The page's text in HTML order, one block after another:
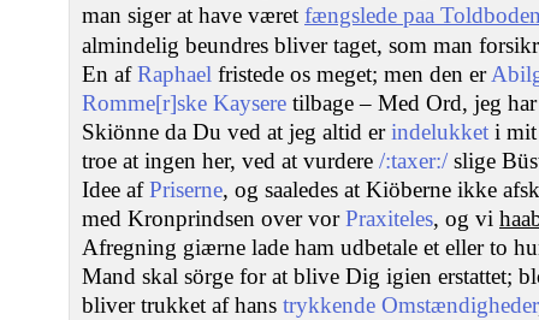
man siger at have været fængslede paa
almindelig beundres bliver taget, som man
En afRaphael fristede os meget; men den er
Romme[r]ske Kaysere tilbage – Med Ord, jeg
Skiönne da Du ved at jeg altid erindelukket i
troe at ingen her, ved at vurdere /:taxer:/ slige
Idee afPriserne, og saaledes at Kiöberne ikke
med Kronprindsen over vorPraxiteles, og vi
Afregning giærne lade ham udbetale et eller to
Mand skal sörge for at blive Dig igien erstattet;
bliver trukket af hans trykkende Omstændigheder